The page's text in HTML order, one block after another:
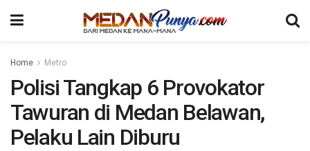
Home Metro
Polisi Tangkap 6 Provokator
Tawuran di Medan Belawan,
Pelaku Lain Diburu